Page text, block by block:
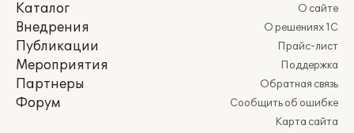
Каталог
Внедрения
Публикации
Мероприятия
Партнеры
Форум
О сайте
О решениях 1С
Прайс-лист
Поддержка
Обратная связь
Сообщить об ошибке
Карта сайта